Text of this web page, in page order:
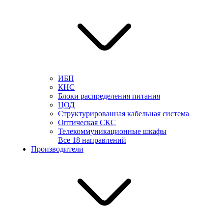
ИБП
КНС
Блоки распределения питания
ЦОД
Структурированная кабельная система
Оптическая СКС
Телекоммуникационные шкафы
Все 18 направлений
Производители